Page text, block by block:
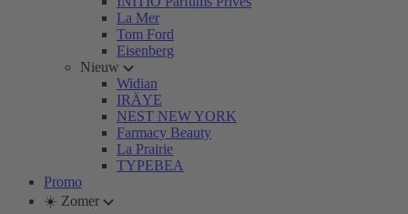
La Mer
Tom Ford
Eisenberg
Nieuw
Widian
IRÄYE
NEST NEW YORK
Farmacy Beauty
La Prairie
TYPEBEA
Promo
☀️ Zomer